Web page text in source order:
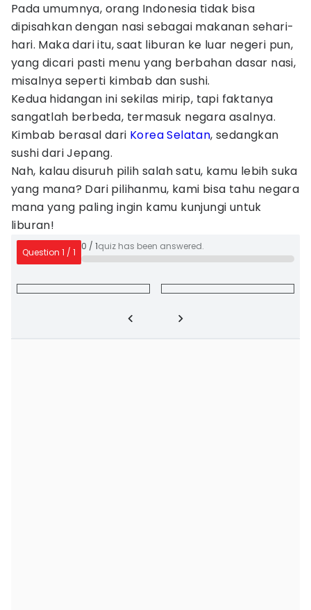
Pada umumnya, orang Indonesia tidak bisa
dipisahkan dengan nasi sebagai makanan sehari-
hari. Maka dari itu, saat liburan ke luar negeri pun,
yang dicari pasti menu yang berbahan dasar nasi,
misalnya seperti kimbab dan sushi.
Kedua hidangan ini sekilas mirip, tapi faktanya
sangatlah berbeda, termasuk negara asalnya.
Kimbab berasal dari Korea Selatan, sedangkan
sushi dari Jepang.
Nah, kalau disuruh pilih salah satu, kamu lebih suka
yang mana? Dari pilihanmu, kami bisa tahu negara
mana yang paling ingin kamu kunjungi untuk
liburan!
Question 1 / 1
0 / 1quiz has been answered.